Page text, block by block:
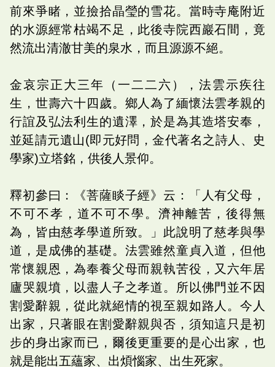
前來爭睹，並撿拾晶瑩的雪花。當時寺庵附近
的水源經常枯竭不足，此後寺院西巖石間，竟
然流出清澈甘美的泉水，而且源源不絕。
金哀宗正大三年（一二二六），法雲示疾往
生，世壽六十四歲。鄉人為了緬懷法雲孝親的
行誼及弘法利生的遺澤，於是為其造塔安奉，
並延請元遺山(即元好問，金代著名之詩人、史
學家)立塔銘，供後人景仰。
釋初參曰：《菩薩睒子經》云：「人有父母，
不可不孝，道不可不學。濟神離苦，後得無
為，皆由慈孝學道所致。」此說明了慈孝與學
道，是成佛的基礎。法雲雖然童貞入道，但他
常懷親恩，為奉養父母而親執苦役，又六年居
廬哭親墳，以盡人子之孝道。所以佛門並不因
割愛辭親，從此就絕情的視至親如路人。今人
出家，只著眼在割愛辭親與否，須知這只是初
步的身出家而已，爾後更重要的是心出家，也
就是能出五蘊家、出煩惱家、出生死家。